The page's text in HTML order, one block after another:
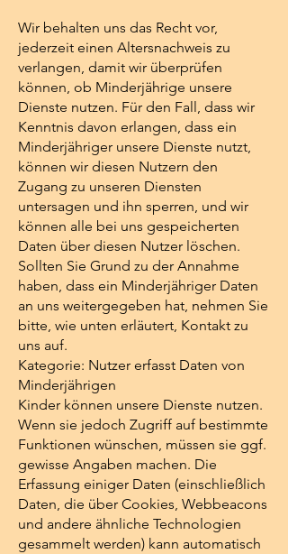
Wir behalten uns das Recht vor,
jederzeit einen Altersnachweis zu
verlangen, damit wir überprüfen
können, ob Minderjährige unsere
Dienste nutzen. Für den Fall, dass wir
Kenntnis davon erlangen, dass ein
Minderjähriger unsere Dienste nutzt,
können wir diesen Nutzern den
Zugang zu unseren Diensten
untersagen und ihn sperren, und wir
können alle bei uns gespeicherten
Daten über diesen Nutzer löschen.
Sollten Sie Grund zu der Annahme
haben, dass ein Minderjähriger Daten
an uns weitergegeben hat, nehmen Sie
bitte, wie unten erläutert, Kontakt zu
uns auf.
Kategorie: Nutzer erfasst Daten von
Minderjährigen
Kinder können unsere Dienste nutzen.
Wenn sie jedoch Zugriff auf bestimmte
Funktionen wünschen, müssen sie ggf.
gewisse Angaben machen. Die
Erfassung einiger Daten (einschließlich
Daten, die über Cookies, Webbeacons
und andere ähnliche Technologien
gesammelt werden) kann automatisch